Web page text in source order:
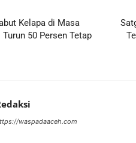
Kelapa di Masa
50 Persen Tetap
waspadaaceh.com